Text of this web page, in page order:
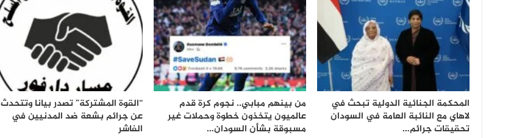
المحكمة الجنائية الدولية تبحث في
لاهاي مع النائبة العامة في السودان
تحقيقات جرائم…
من بينهم مبابي.. نجوم كرة قدم
عالميون يتخذون خطوة وحملات غير
مسبوقة بشأن السودان…
“القوة المشتركة” تصدر بيانا وتتحدث
عن جرائم بشعة ضد المدنيين في
الفاشر